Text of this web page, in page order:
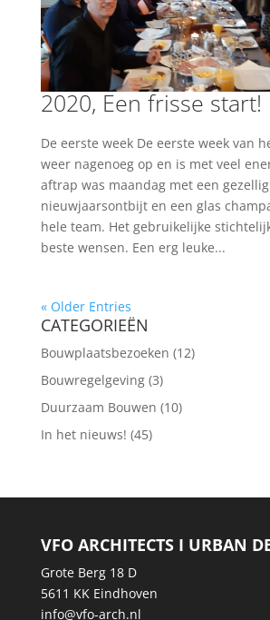
2020, Een frisse start!
De eerste week De eerste week van
weer nagenoeg op en is met veel
aftrap was maandag met een gezellig
nieuwjaarsontbijt en een glas
hele team. Het gebruikelijke
beste wensen. Een erg leuke...
« Older Entries
CATEGORIEËN
Bouwplaatsbezoeken (12)
Bouwregelgeving(3)
Duurzaam Bouwen (10)
In het nieuws! (45)
VFO ARCHITECTS I URBAN
Grote Berg 18 D
5611 KK Eindhoven
info@vfo-arch.nl